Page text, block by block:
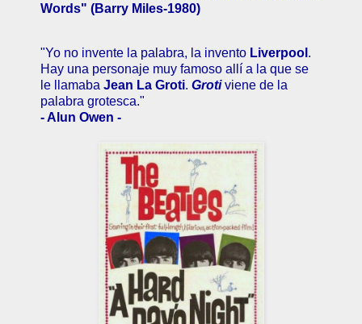
Words" (Barry Miles-1980)
"Yo no invente la palabra, la invento Liverpool .
Hay una personaje muy famoso allí a la que se
le llamaba Jean La Groti. Grotiviene de la
palabra grotesca."
- Alun Owen -